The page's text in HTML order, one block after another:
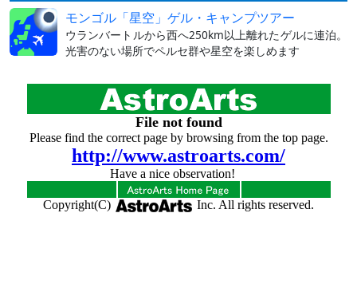
モンゴル「星空」ゲル・キャンプツアー
ウランバートルから西へ250km以上離れたゲルに連泊。
光害のない場所でペルセ群や星空を楽しめます